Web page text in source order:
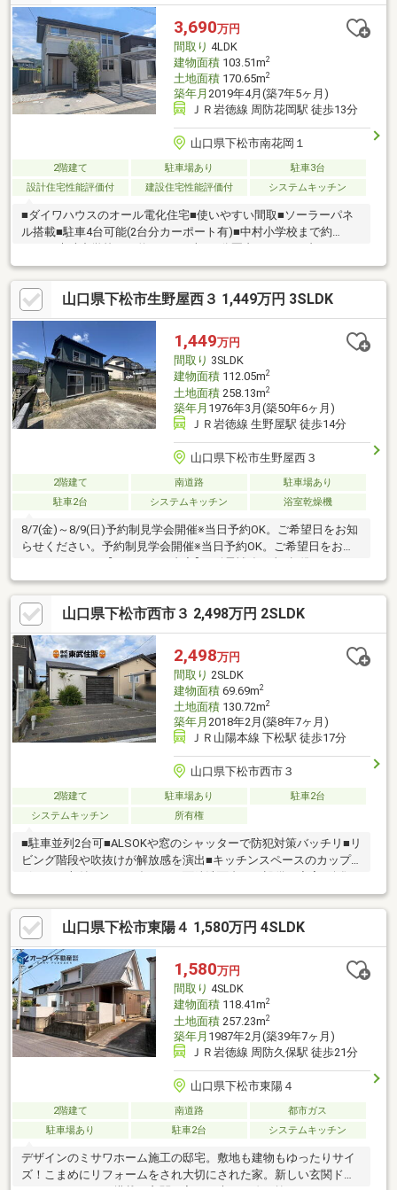
3,690万円
間取り 4LDK
建物面積103.51m2
土地面積170.65m2
築年月 2019年4月(築7年5ヶ月)
ＪＲ岩徳線 周防花岡駅 徒歩13分
山口県下松市南花岡１
2階建て 駐車場あり
駐車3台
設計住宅性能評価付
建設住宅性能評価付 システムキッチン
■ダイワハウスのオール電化住宅■使いやすい間取■ソーラーパネ
ル搭載■駐車4台可能(2台分カーポート有)■中村小学校まで約
スバリュ、アルゾやコスモスなどショッピング施設が勢揃い■国
道2号線へは車で約1分
山口県下松市生野屋西３ 1,449万円 3SLDK
1,449万円
間取り 3SLDK
建物面積112.05m2
土地面積258.13m2
築年月 1976年3月(築50年6ヶ月)
ＪＲ岩徳線 生野屋駅 徒歩14分
山口県下松市生野屋西３
2階建て 南道路
駐車場あり
駐車2台
システムキッチン 浴室乾燥機
8/7(金)～8/9(日)予約制見学会開催※当日予約OK。ご希望日をお知
らせください。予約制見学会開催※当日予約OK。ご希望日をお知
防除工事、クリーニング、鍵交換、雨漏り点検、設備点検●外
構・外装外壁塗装、植栽剪定、庭木伐採●水回りシステムキッチ
ン交換、ユニットバス交換、トイレ交換、洗面化粧台交換●内装
間取変更、玄関扉交換、シューズボックス交換、クロス張替え●
その他設備インターホン設置、火災警報器設置、照明器具交換
【おすすめポイント】・耐震適合証明書を取得すれ
山口県下松市西市３ 2,498万円 2SLDK
2,498万円
間取り 2SLDK
建物面積69.69m2
土地面積130.72m2
築年月 2018年2月(築8年7ヶ月)
ＪＲ山陽本線 下松駅 徒歩17分
山口県下松市西市３
2階建て 駐車場あり
駐車2台
システムキッチン
所有権
■駐車並列2台可■ALSOKや窓のシャッターで防犯対策バッチリ■リ
ビング階段や吹抜けが解放感を演出■キッチンスペースのカップ
小学校まで約500m■末武中学校まで約1600m■トライアル下松店
まで約650m■ゆめタウン下松まで約1600m
山口県下松市東陽４ 1,580万円 4SLDK
1,580万円
間取り 4SLDK
建物面積118.41m2
土地面積257.23m2
築年月 1987年2月(築39年7ヶ月)
ＪＲ岩徳線 周防久保駅 徒歩21分
山口県下松市東陽４
2階建て 南道路
都市ガス
駐車場あり
駐車2台 システムキッチン
デザインのミサワホーム施工の邸宅。敷地も建物もゆったりサイ
ズ！こまめにリフォームをされ大切にされた家。新しい玄関ド